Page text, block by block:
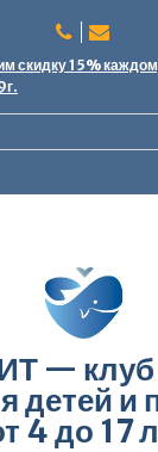
скидку 15%
— клуб
детей и
4 до 17